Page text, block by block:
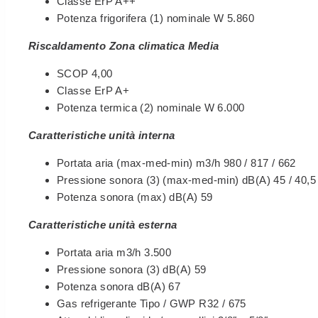
Potenza frigorifera (1) nominale W 5.860
Riscaldamento Zona climatica Media
SCOP 4,00
Classe ErP A+
Potenza termica (2) nominale W 6.000
Caratteristiche unità interna
Portata aria (max-med-min) m3/h 980 / 817 / 662
Pressione sonora (3) (max-med-min) dB(A) 45 / 40,5
Potenza sonora (max) dB(A) 59
Caratteristiche unità esterna
Portata aria m3/h 3.500
Pressione sonora (3) dB(A) 59
Potenza sonora dB(A) 67
Gas refrigerante Tipo / GWP R32 / 675